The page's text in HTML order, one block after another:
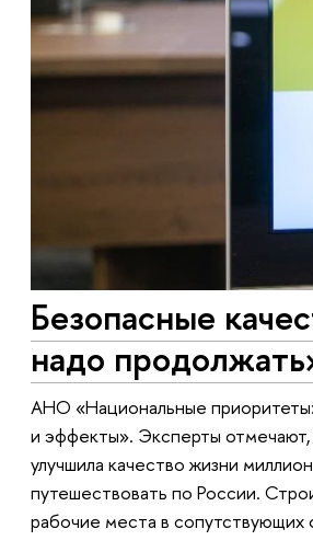
Безопасные
надо
АНО «Национальные
и эффекты». Эксперты отмечают,
улучшила качество жизни
путешествовать по России.
рабочие места в сопутствующих